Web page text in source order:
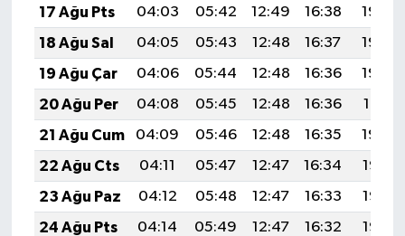
17 Ağu Pts
04:03 05:42 12:49 16:38
19:45
18 Ağu Sal
04:05 05:43 12:48 16:37
19:44
19 Ağu Çar
04:06 05:44 12:48 16:36
19:42
20 Ağu Per
04:08 05:45 12:48 16:36
19:41
21 Ağu Cum
04:09 05:46 12:48 16:35
19:39
22 Ağu Cts
04:11 05:47 12:47 16:34
19:38
23 Ağu Paz
04:12 05:48 12:47 16:33
19:36
24 Ağu Pts
04:14 05:49 12:47 16:32
19:35